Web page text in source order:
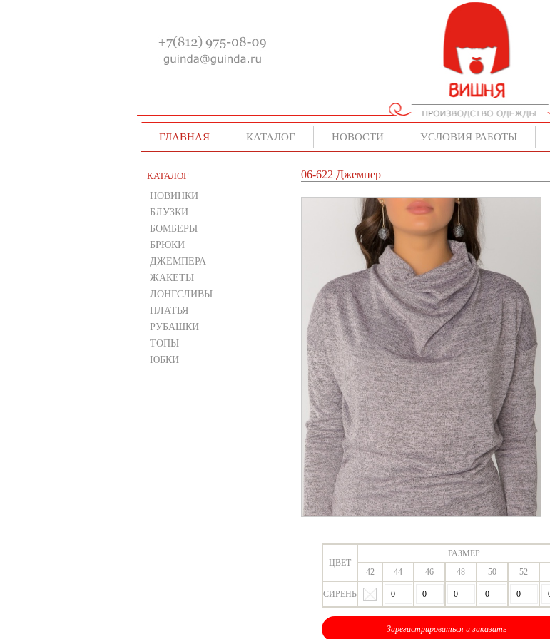
ГЛАВНАЯ КАТАЛОГ НОВОСТИ УСЛОВИЯ РАБОТЫ
КАТАЛОГ
НОВИНКИ
БЛУЗКИ
БОМБЕРЫ
БРЮКИ
ДЖЕМПЕРА
ЖАКЕТЫ
ЛОНГСЛИВЫ
ПЛАТЬЯ
РУБАШКИ
ТОПЫ
ЮБКИ
06-622 Джемпер
ЦВЕТ
РАЗМЕР
42
44 46 48 50 52
СИРЕНЬ
Зарегистрироваться и заказать